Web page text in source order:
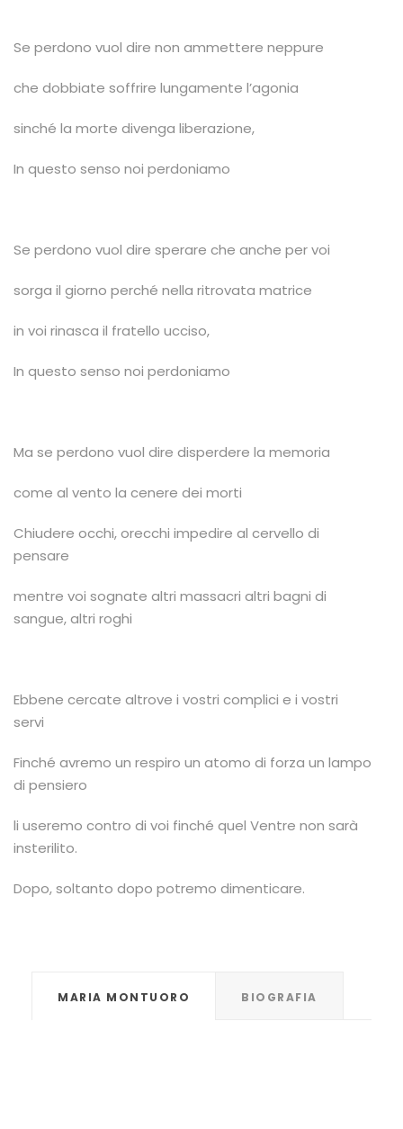
Se perdono vuol dire non ammettere neppure
che dobbiate soffrire lungamente l’agonia
sinché la morte divenga liberazione,
In questo senso noi perdoniamo
Se perdono vuol dire sperare che anche per voi
sorga il giorno perché nella ritrovata matrice
in voi rinasca il fratello ucciso,
In questo senso noi perdoniamo
Ma se perdono vuol dire disperdere la memoria
come al vento la cenere dei morti
Chiudere occhi, orecchi impedire al cervello di
pensare
mentre voi sognate altri massacri altri bagni di
sangue, altri roghi
Ebbene cercate altrove i vostri complici e i vostri
servi
Finché avremo un respiro un atomo di forza un lampo
di pensiero
li useremo contro di voi finché quel Ventre non sarà
insterilito.
Dopo, soltanto dopo potremo dimenticare.
MARIA MONTUORO BIOGRAFIA